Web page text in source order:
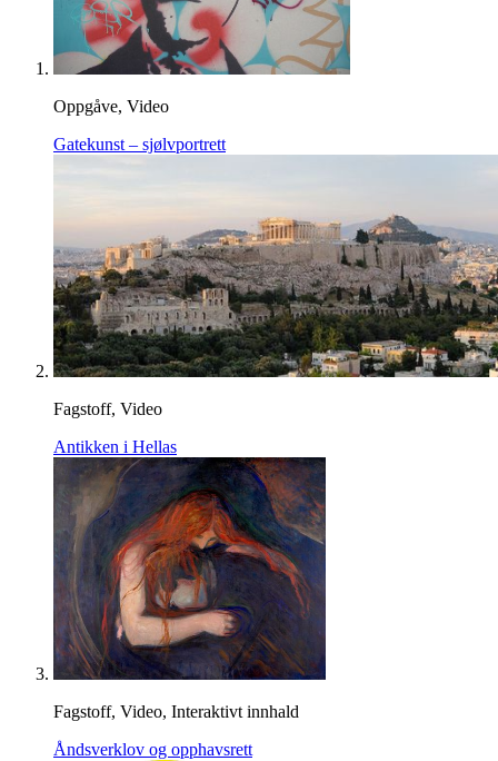
Oppgåve, Video
Gatekunst – sjølvportrett
Fagstoff, Video
Antikken i Hellas
Fagstoff, Video, Interaktivt innhald
Åndsverklov og opphavsrett